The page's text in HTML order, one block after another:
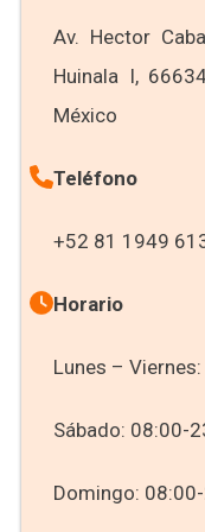
Av. Hector
Huinala I,
México
Teléfono
+52 81 1949
Horario
Lunes –
Sábado: 08:00-
Domingo: